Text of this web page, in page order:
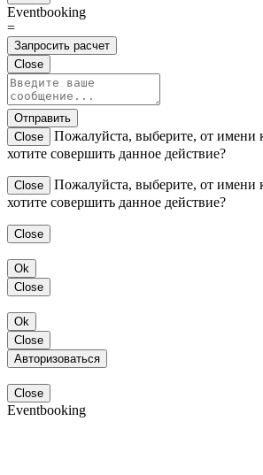
Eventbooking
=
Запросить расчет
Close
Отправить
Close
Пожалуйста, выберите, от имени
хотите совершить данное действие?
Close
Пожалуйста, выберите, от имени
хотите совершить данное действие?
Close
Ok
Close
Ok
Close
Авторизоваться
Close
Eventbooking